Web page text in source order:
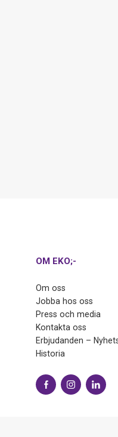
OM EKO;-
Om oss
Jobba hos oss
Press och media
Kontakta oss
Erbjudanden –
Historia